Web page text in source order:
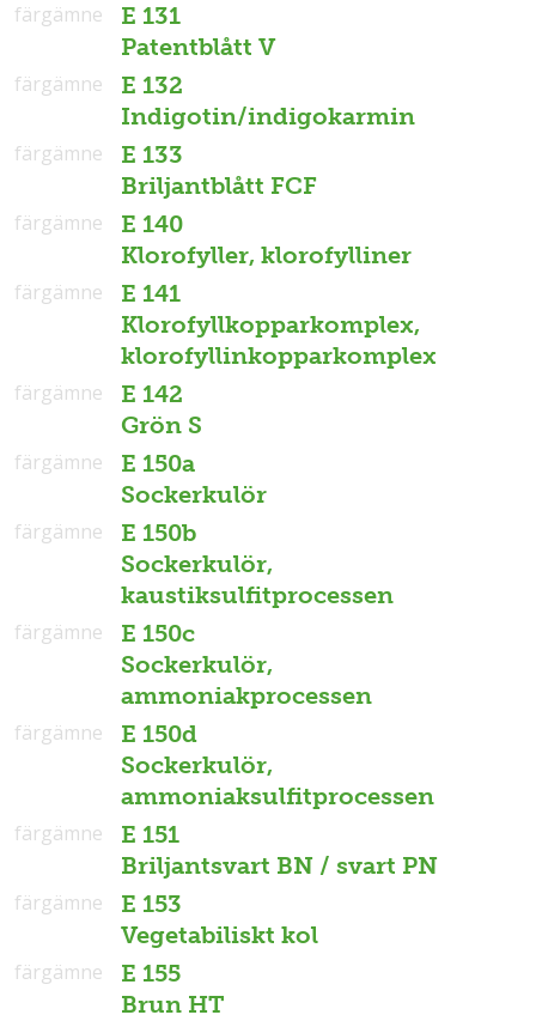
E 131
Patentblått V
färgämne
E 132
Indigotin/indigokarmin
färgämne
E 133
Briljantblått FCF
färgämne
E 140
Klorofyller, klorofylliner
färgämne
E 141
Klorofyllkopparkomplex,
klorofyllinkopparkomplex
färgämne
E 142
Grön S
färgämne
E 150a
Sockerkulör
färgämne
E 150b
Sockerkulör,
kaustiksulfitprocessen
färgämne
E 150c
Sockerkulör,
ammoniakprocessen
färgämne
E 150d
Sockerkulör,
ammoniaksulfitprocessen
färgämne
E 151
Briljantsvart BN / svart PN
färgämne
E 153
Vegetabiliskt kol
färgämne
E 155
Brun HT
färgämne